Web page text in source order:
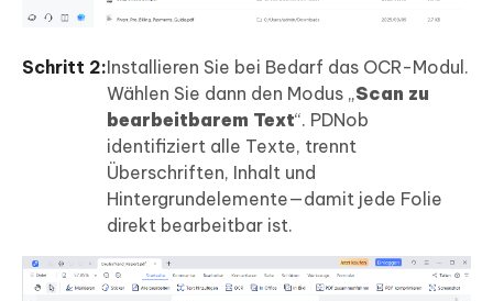
Schritt 2:Installieren Sie bei Bedarf das OCR-Modul.
Wählen Sie dann den Modus „Scan zu
bearbeitbarem Text“. PDNob
identifiziert alle Texte, trennt
Überschriften, Inhalt und
Hintergrundelemente—damit jede Folie
direkt bearbeitbar ist.